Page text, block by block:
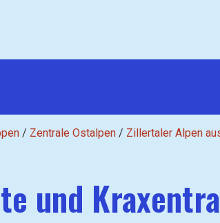
/ Zentrale Ostalpen / Zillertaler Alpen
und